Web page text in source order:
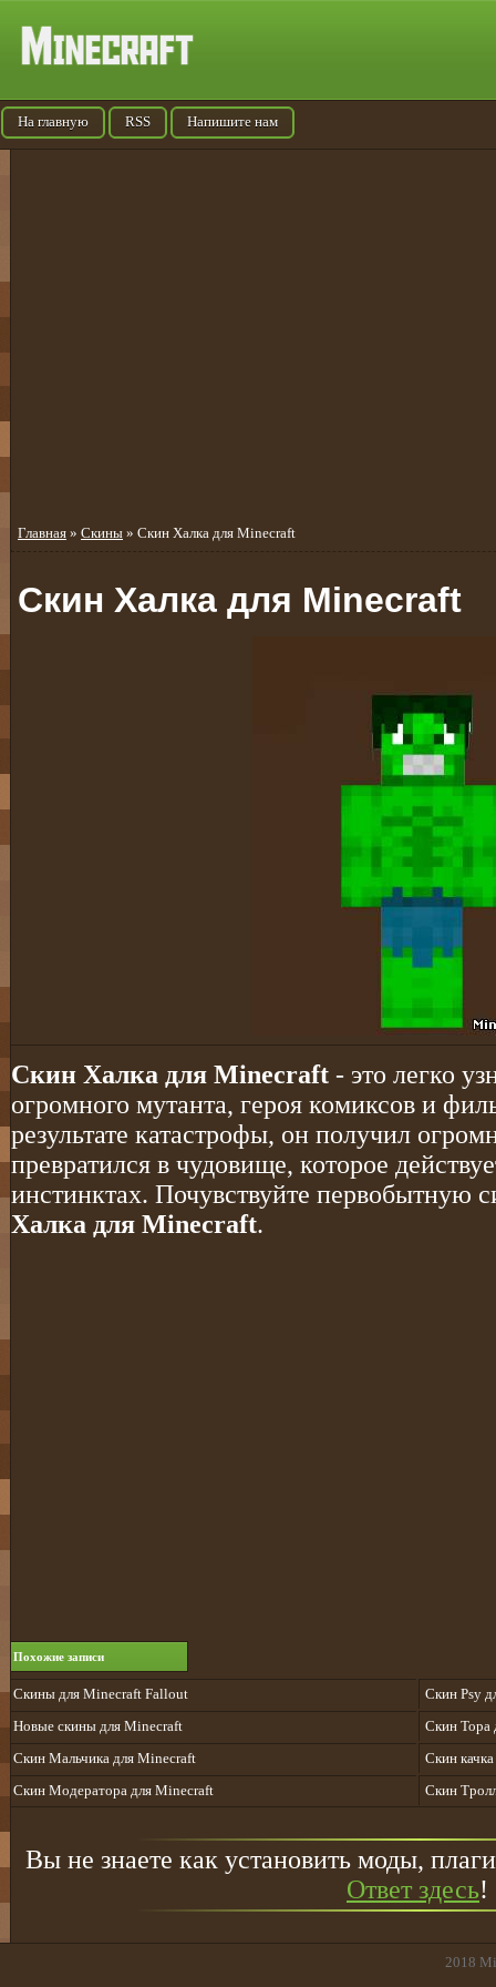
На главную RSS Напишите нам
Главная » Скины » Скин Халка для Minecraft
Скин Халка для Minecraft
Скин Халка для Minecraft - это легко
огромного мутанта, героя комиксов и
результате катастрофы, он получил
превратился в чудовище, которое
инстинктах. Почувствуйте первобытную
Халка для Minecraft.
Похожие записи
Скины для Minecraft Fallout
Скин Psy
Новые скины для Minecraft
Скин Тора
Скин Мальчика для Minecraft
Скин качка
Скин Модератора для Minecraft
Скин
Вы не знаете как установить моды,
Ответ здесь!
2018